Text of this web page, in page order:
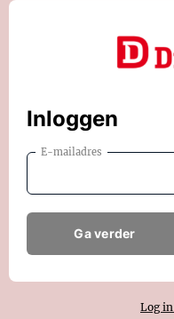
Inloggen
E-mailadres
Ga verder
Log